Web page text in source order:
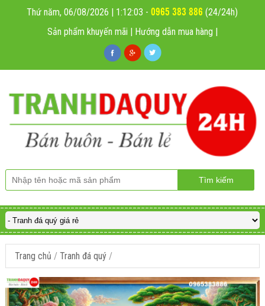
Thứ năm, 06/08/2026 | 1:12:04 - 0965 383 886(24/24h)
Sản phẩm khuyến mãi | Hướng dẫn mua hàng |
Trang chủ / Tranh đá quý/